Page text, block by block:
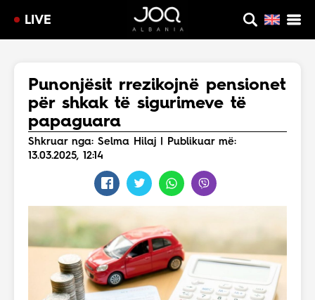
LIVE
Punonjësit rrezikojnë pensionet
për shkak të sigurimeve të
papaguara
Shkruar nga: Selma Hilaj | Publikuar më:
13.03.2025, 12:14